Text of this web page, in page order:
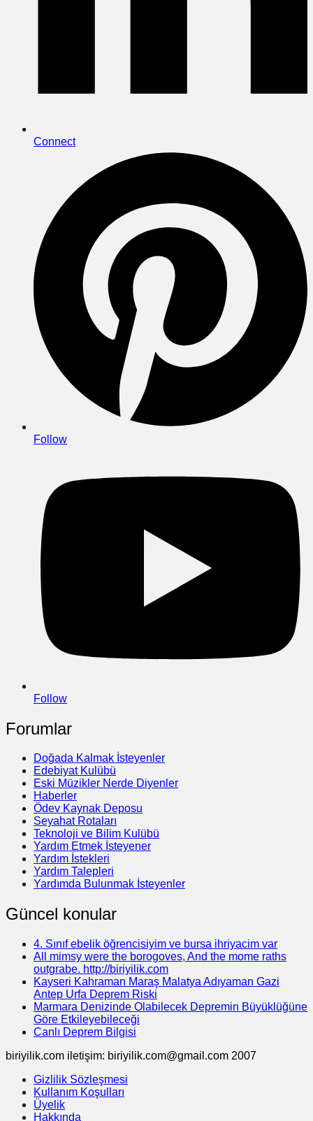
Connect
Follow
Follow
Forumlar
Doğada Kalmak İsteyenler
Edebiyat Kulübü
Eski Müzikler Nerde Diyenler
Haberler
Ödev Kaynak Deposu
Seyahat Rotaları
Teknoloji ve Bilim Kulübü
Yardım Etmek İsteyener
Yardım İstekleri
Yardım Talepleri
Yardımda Bulunmak İsteyenler
Güncel konular
4. Sınıf ebelik öğrencisiyim ve bursa ihriyacim var
All mimsy were the borogoves, And the mome raths
outgrabe. http://biriyilik.com
Kayseri Kahraman Maraş Malatya Adıyaman Gazi
Antep Urfa Deprem Riski
Marmara Denizinde Olabilecek Depremin Büyüklüğüne
Göre Etkileyebileceği
Canlı Deprem Bilgisi
biriyilik.com iletişim: biriyilik.com@gmail.com 2007
Gizlilik Sözleşmesi
Kullanım Koşulları
Üyelik
Hakkında